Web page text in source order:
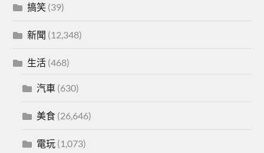
搞笑 (39)
新聞 (12,348)
生活 (468)
汽車 (630)
美食 (26,646)
電玩 (1,073)